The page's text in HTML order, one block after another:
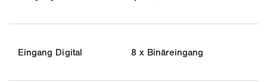
Eingang Digital 8 x Binäreingang